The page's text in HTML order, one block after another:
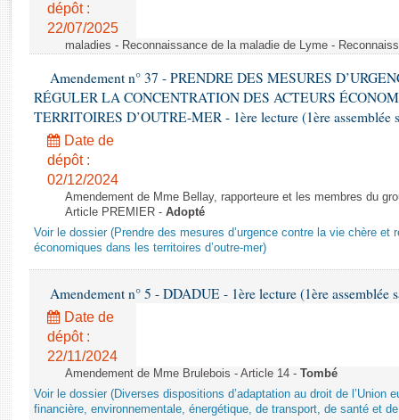
Rapports législatifs
Dossiers législatifs
Budget et sécurité sociale
Questions écrites et orales
Comptes rendus des débats
dépôt :
22/07/2025
maladies - Reconnaissance de la maladie de Lyme -
Amendement n° 37 - PRENDRE DES MESURES
RÉGULER LA CONCENTRATION DES ACTEURS
TERRITOIRES D’OUTRE-MER - 1ère lecture (1ère assemblée
Date de
dépôt :
02/12/2024
Amendement de Mme Bellay, rapporteure et les membres du
Article PREMIER - Adopté
Voir le dossier (Prendre des mesures d’urgence contre la vie chère et
économiques dans les territoires d’outre-mer)
Amendement n° 5 - DDADUE - 1ère lecture (1ère assemblée
Date de
dépôt :
22/11/2024
Amendement de Mme Brulebois - Article 14 - Tombé
Voir le dossier (Diverses dispositions d’adaptation au droit de l’Union
financière, environnementale, énergétique, de transport, de santé et